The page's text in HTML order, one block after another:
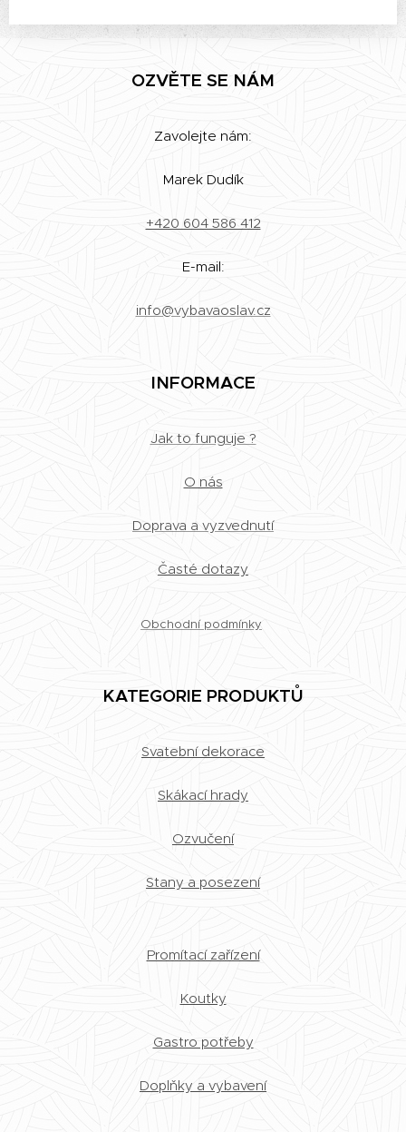
OZVĚTE SE NÁM
Zavolejte nám:
Marek Dudík
+420 604 586 412
E-mail:
info@vybavaoslav.cz
INFORMACE
Jak to funguje ?
O nás
Doprava a vyzvednutí
Časté dotazy
Obchodní podmínky
KATEGORIE PRODUKTŮ
Svatební dekorace
Skákací hrady
Ozvučení
Stany a posezení
Promítací zařízení
Koutky
Gastro potřeby
Doplňky a vybavení